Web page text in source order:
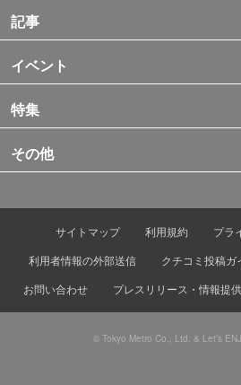
記事
イベント
特集
その他
サイトマップ 利用規約
プラ
利用者情報の外部送信
クチコミ投稿ガ
お問い合わせ
プレスリリース・情報提供
© Tokyo Metro Co., Ltd. & Let’s